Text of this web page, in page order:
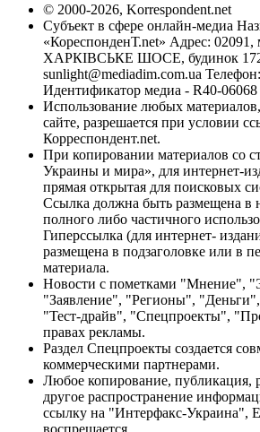
© 2000-2026, Korrespondent.net
Субъект в сфере онлайн-медиа
«КореспонденТ.net» Адрес: 02091,
ХАРКІВСЬКЕ ШОСЕ, будинок 172-
sunlight@mediadim.com.ua
Идентификатор медиа - R40-06068
Использование любых
сайте, разрешается при условии
Корреспондент.net.
При копировании материалов со
Украины и мира», для интернет-
прямая открытая для поисковых
Ссылка должна быть размещена в
полного либо частичного
Гиперссылка (для интернет-
размещена в подзаголовке или в
материала.
Новости с пометками "Мнение",
"Заявление", "Регионы",
"Тест-драйв", "Спецпроекты",
правах рекламы.
Раздел Спецпроекты создается
коммерческими партнерами.
Любое копирование, публикация,
другое распространение
ссылку на "Интерфакс-Украина",
воспрещается.